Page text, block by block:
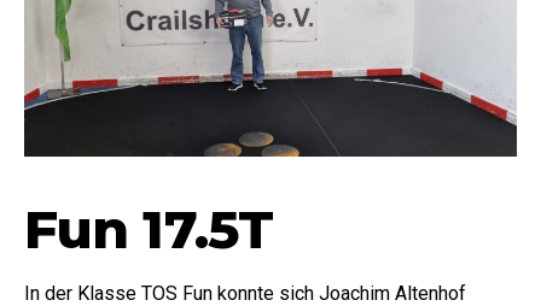
Fun 17.5T
In der Klasse TOS Fun konnte sich Joachim Altenhof